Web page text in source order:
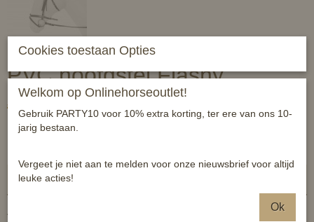
PVC hoofdstel Flashy
€ 59,95 € 49,99 (inclusief btw 21%)
Op voorraad
Aantal
Cookies toestaan Opties
Welkom op Onlinehorseoutlet!
Gebruik PARTY10 voor 10% extra korting, ter ere van ons 10-
jarig bestaan.
Vergeet je niet aan te melden voor onze nieuwsbrief voor altijd
leuke acties!
Ok